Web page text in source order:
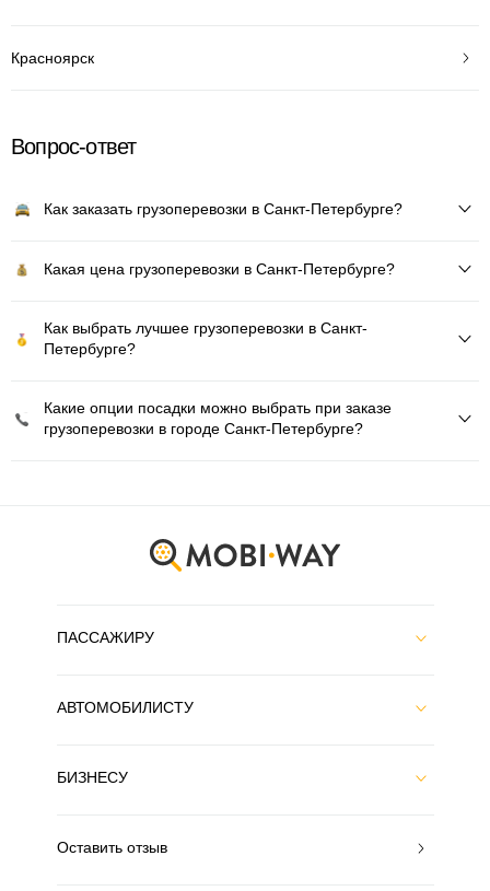
Красноярск
Вопрос-ответ
Как заказать грузоперевозки в Санкт-Петербурге?
Какая цена грузоперевозки в Санкт-Петербурге?
Как выбрать лучшее грузоперевозки в Санкт-
Петербурге?
Какие опции посадки можно выбрать при заказе
грузоперевозки в городе Санкт-Петербурге?
ПАССАЖИРУ
АВТОМОБИЛИСТУ
БИЗНЕСУ
Оставить отзыв